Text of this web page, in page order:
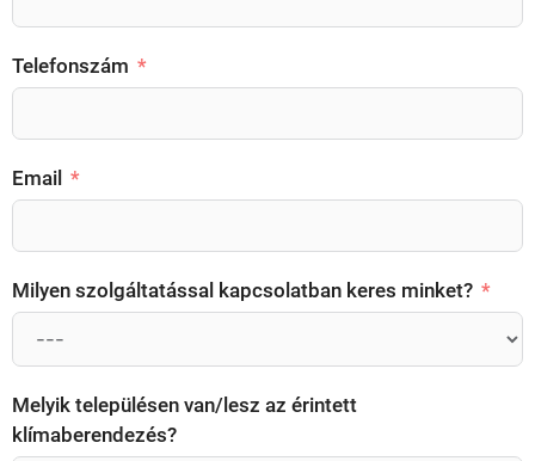
Telefonszám
Email
Milyen szolgáltatással kapcsolatban keres minket?
Melyik településen van/lesz az érintett
klímaberendezés?